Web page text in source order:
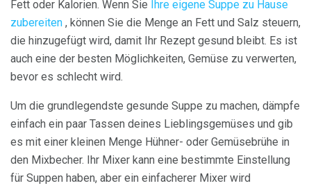
Fett oder Kalorien. Wenn Sie Ihre eigene Suppe zu Hause
zubereiten , können Sie die Menge an Fett und Salz steuern,
die hinzugefügt wird, damit Ihr Rezept gesund bleibt. Es ist
auch eine der besten Möglichkeiten, Gemüse zu verwerten,
bevor es schlecht wird.
Um die grundlegendste gesunde Suppe zu machen, dämpfe
einfach ein paar Tassen deines Lieblingsgemüses und gib
es mit einer kleinen Menge Hühner- oder Gemüsebrühe in
den Mixbecher. Ihr Mixer kann eine bestimmte Einstellung
für Suppen haben, aber ein einfacherer Mixer wird